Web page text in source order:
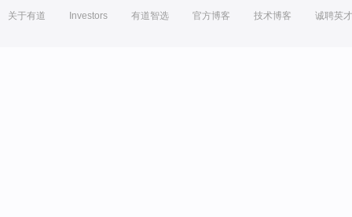
关于有道 Investors 有道智选 官方博客 技术博客 诚聘英才